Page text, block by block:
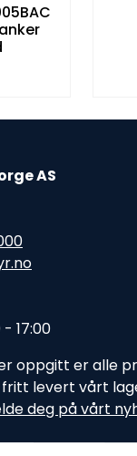
AS
17:00
oppgitt er alle
levert vårt
deg på vårt